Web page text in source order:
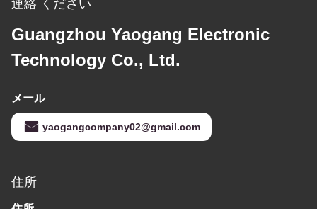
連絡 ください
Guangzhou Yaogang Electronic
Technology Co., Ltd.
メール
yaogangcompany02@gmail.com
住所